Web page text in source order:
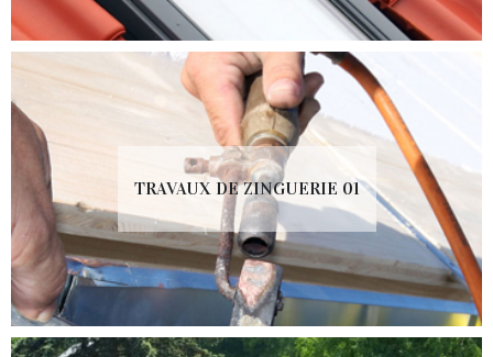
TRAVAUX DE ZINGUERIE 01